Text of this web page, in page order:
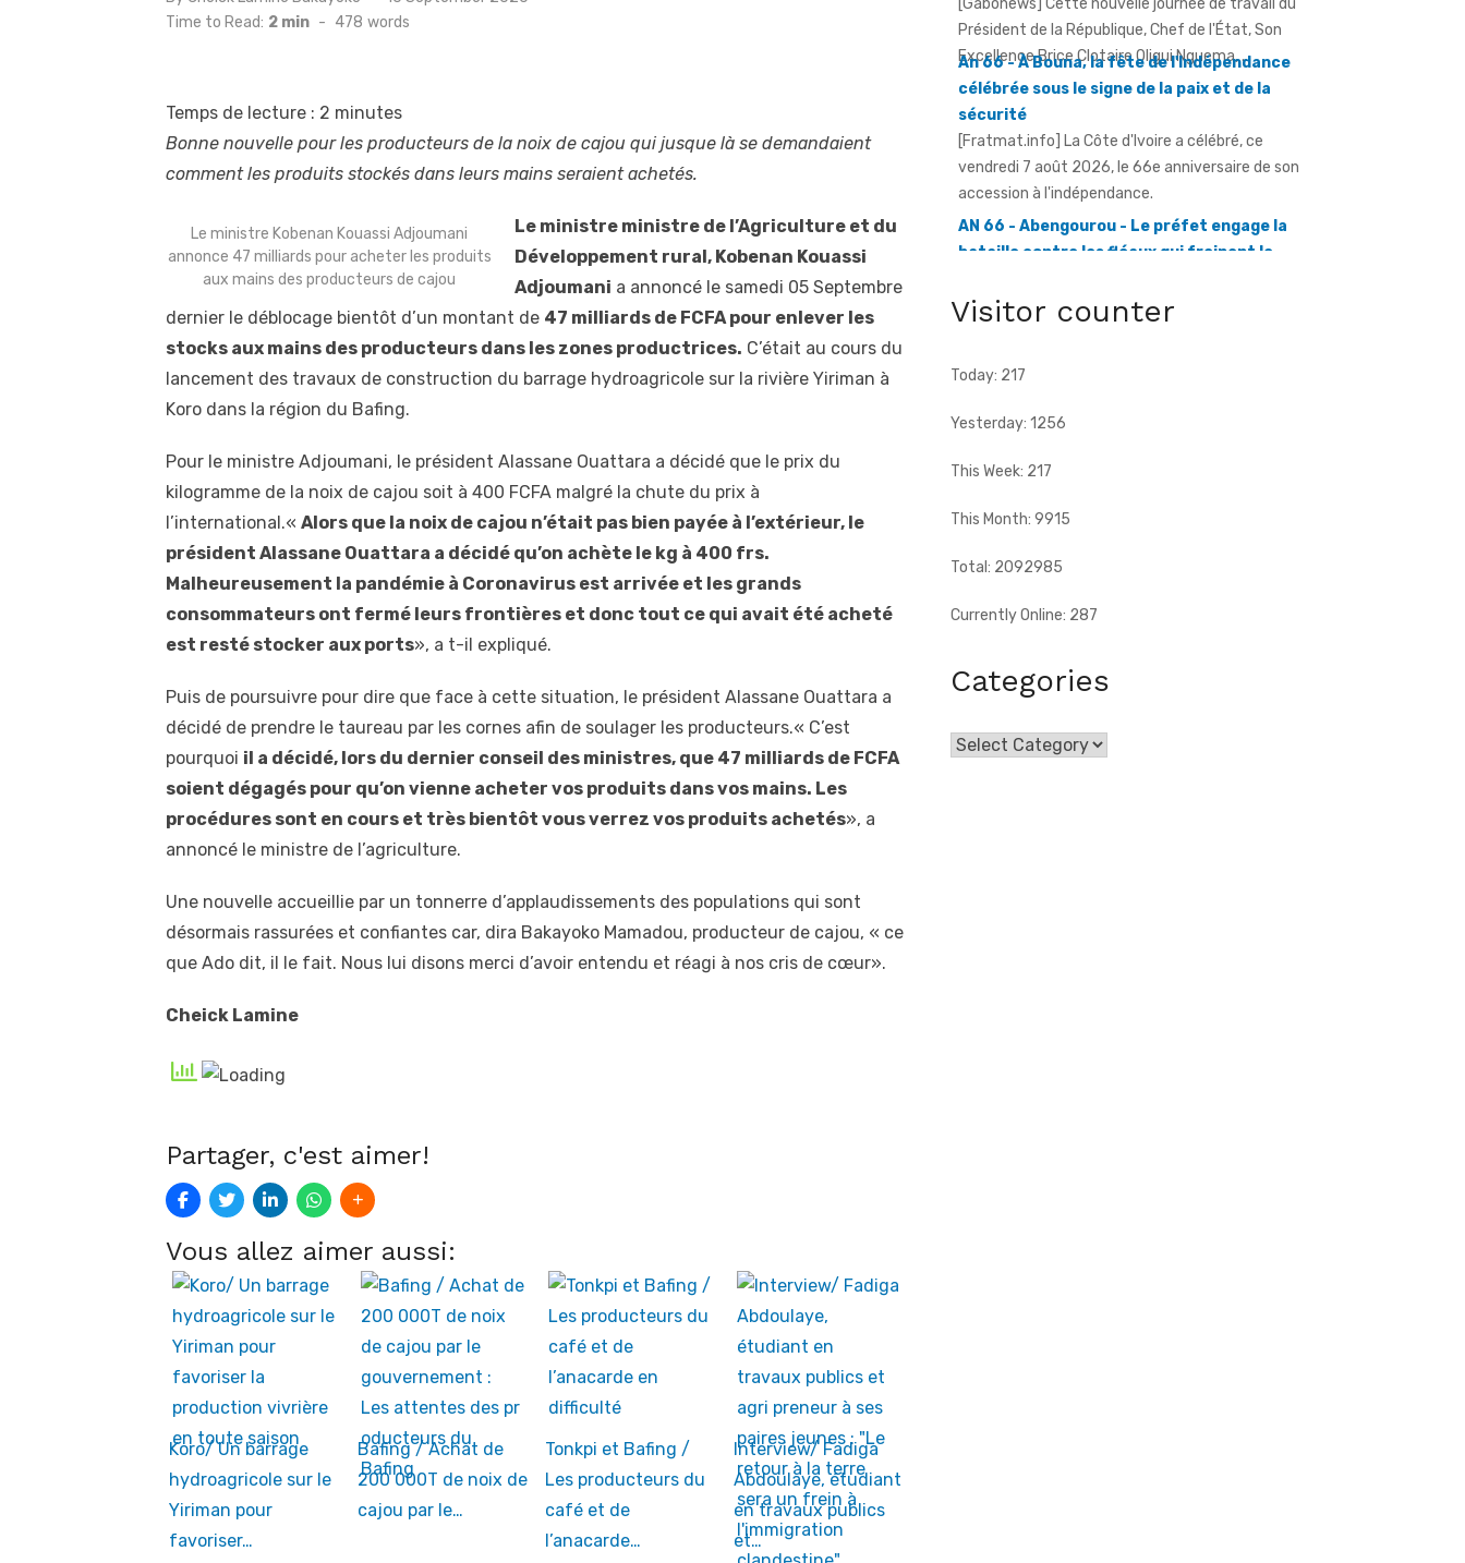
on
Time to Read: 2 min - 478 words
Temps de lecture : 2 minutes
Bonne nouvelle pour les producteurs de la noix de cajou qui jusque là se demandaient
comment les produits stockés dans leurs mains seraient achetés.
Le ministre Kobenan Kouassi Adjoumani
annonce 47 milliards pour acheter les produits
aux mains des producteurs de cajou
Le ministre ministre de l’Agriculture et du
Développement rural, Kobenan Kouassi
Adjoumani a annoncé le samedi 05 Septembre
dernier le déblocage bientôt d’un montant de 47 milliards de FCFA pour enlever les
stocks aux mains des producteurs dans les zones productrices. C’était au cours du
lancement des travaux de construction du barrage hydroagricole sur la rivière Yiriman à
Koro dans la région du Bafing.
Pour le ministre Adjoumani, le président Alassane Ouattara a décidé que le prix du
kilogramme de la noix de cajou soit à 400 FCFA malgré la chute du prix à
l’international.« Alors que la noix de cajou n’était pas bien payée à l’extérieur, le
président Alassane Ouattara a décidé qu’on achète le kg à 400 frs.
Malheureusement la pandémie à Coronavirus est arrivée et les grands
consommateurs ont fermé leurs frontières et donc tout ce qui avait été acheté
est resté stocker aux ports», a t-il expliqué.
Puis de poursuivre pour dire que face à cette situation, le président Alassane Ouattara a
décidé de prendre le taureau par les cornes afin de soulager les producteurs.« C’est
pourquoi il a décidé, lors du dernier conseil des ministres, que 47 milliards de FCFA
soient dégagés pour qu’on vienne acheter vos produits dans vos mains. Les
procédures sont en cours et très bientôt vous verrez vos produits achetés», a
annoncé le ministre de l’agriculture.
Une nouvelle accueillie par un tonnerre d’applaudissements des populations qui sont
désormais rassurées et confiantes car, dira Bakayoko Mamadou, producteur de cajou, « ce
que Ado dit, il le fait. Nous lui disons merci d’avoir entendu et réagi à nos cris de cœur».
Cheick Lamine
Partager, c'est aimer!
Vous allez aimer aussi:
Koro/ Un barrage
hydroagricole sur le
Yiriman pour
favoriser…
Bafing / Achat de
200 000T de noix de
cajou par le…
Tonkpi et Bafing /
Les producteurs du
café et de
l’anacarde…
Interview/ Fadiga
Abdoulaye, étudiant
en travaux publics
et…
célébrée sous le signe de la paix et de la
sécurité
[Fratmat.info] La Côte d'Ivoire a célébré, ce
vendredi 7 août 2026, le 66e anniversaire de son
AN 66 - Abengourou - Le préfet engage la
bataille contre les fléaux qui freinent le
[Fratmat.info] La célébration du 66e
a ...
Visitor counter
Today: 217
Yesterday: 1256
This Week: 217
This Month: 9915
Total: 2092985
Currently Online: 287
Categories
Categories